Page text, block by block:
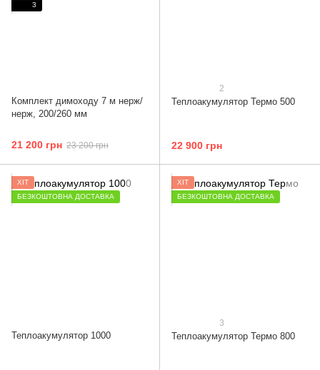
3
Комплект димоходу 7 м нерж/
нерж, 200/260 мм
21 200 грн 23 200 грн
2
Теплоакумулятор Термо 500
22 900 грн
ХІТ
БЕЗКОШТОВНА ДОСТАВКА
Теплоакумулятор 1000
ХІТ
БЕЗКОШТОВНА ДОСТАВКА
3
Теплоакумулятор Термо 800